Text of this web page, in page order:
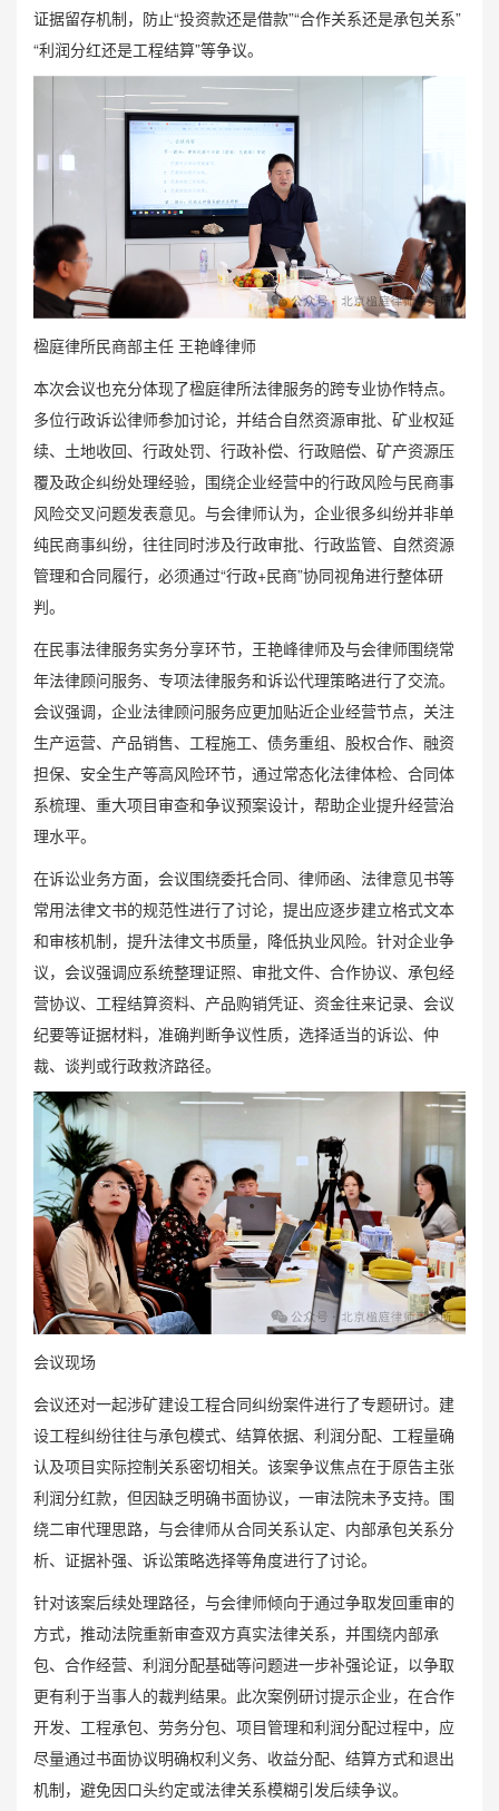
证据留存机制，防止“投资款还是借款”“合作关系还是承包关系”
“利润分红还是工程结算”等争议。
楹庭律所民商部主任 王艳峰律师
本次会议也充分体现了楹庭律所法律服务的跨专业协作特点。
多位行政诉讼律师参加讨论，并结合自然资源审批、矿业权延
续、土地收回、行政处罚、行政补偿、行政赔偿、矿产资源压
覆及政企纠纷处理经验，围绕企业经营中的行政风险与民商事
风险交叉问题发表意见。与会律师认为，企业很多纠纷并非单
纯民商事纠纷，往往同时涉及行政审批、行政监管、自然资源
管理和合同履行，必须通过“行政+民商”协同视角进行整体研
判。
在民事法律服务实务分享环节，王艳峰律师及与会律师围绕常
年法律顾问服务、专项法律服务和诉讼代理策略进行了交流。
会议强调，企业法律顾问服务应更加贴近企业经营节点，关注
生产运营、产品销售、工程施工、债务重组、股权合作、融资
担保、安全生产等高风险环节，通过常态化法律体检、合同体
系梳理、重大项目审查和争议预案设计，帮助企业提升经营治
理水平。
在诉讼业务方面，会议围绕委托合同、律师函、法律意见书等
常用法律文书的规范性进行了讨论，提出应逐步建立格式文本
和审核机制，提升法律文书质量，降低执业风险。针对企业争
议，会议强调应系统整理证照、审批文件、合作协议、承包经
营协议、工程结算资料、产品购销凭证、资金往来记录、会议
纪要等证据材料，准确判断争议性质，选择适当的诉讼、仲
裁、谈判或行政救济路径。
会议现场
会议还对一起涉矿建设工程合同纠纷案件进行了专题研讨。建
设工程纠纷往往与承包模式、结算依据、利润分配、工程量确
认及项目实际控制关系密切相关。该案争议焦点在于原告主张
利润分红款，但因缺乏明确书面协议，一审法院未予支持。围
绕二审代理思路，与会律师从合同关系认定、内部承包关系分
析、证据补强、诉讼策略选择等角度进行了讨论。
针对该案后续处理路径，与会律师倾向于通过争取发回重审的
方式，推动法院重新审查双方真实法律关系，并围绕内部承
包、合作经营、利润分配基础等问题进一步补强论证，以争取
更有利于当事人的裁判结果。此次案例研讨提示企业，在合作
开发、工程承包、劳务分包、项目管理和利润分配过程中，应
尽量通过书面协议明确权利义务、收益分配、结算方式和退出
机制，避免因口头约定或法律关系模糊引发后续争议。